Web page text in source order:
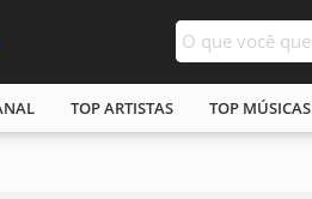
TOP ARTISTAS TOP MÚSICAS